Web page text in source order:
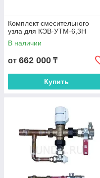
Комплект смесительного
узла для КЭВ-УТМ-6,3H
В наличии
от 662 000 ₸
Купить